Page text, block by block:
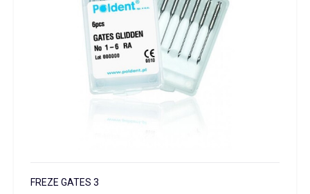
FREZE GATES 3